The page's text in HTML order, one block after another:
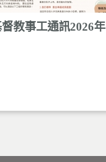
教事工通訊2026